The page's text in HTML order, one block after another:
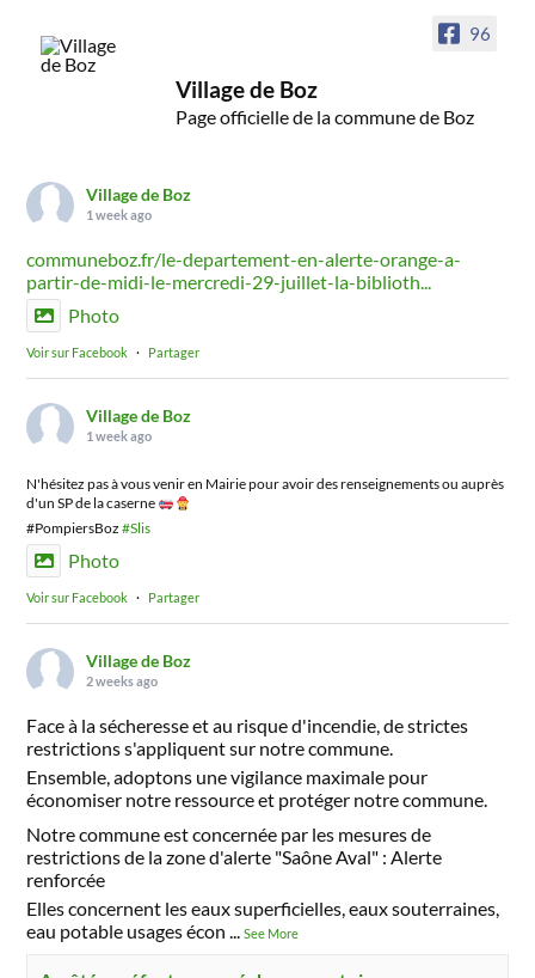
96
Village de Boz
Page officielle de la commune de Boz
Village de Boz
1 week ago
communeboz.fr/le-departement-en-alerte-orange-a-
partir-de-midi-le-mercredi-29-juillet-la-biblioth...
Photo
Voir sur Facebook · Partager
Village de Boz
1 week ago
N'hésitez pas à vous venir en Mairie pour avoir des renseignements ou auprès
d'un SP de la caserne
#PompiersBoz#Slis
Photo
Voir sur Facebook · Partager
Village de Boz
2 weeks ago
Face à la sécheresse et au risque d'incendie, de strictes
restrictions s'appliquent sur notre commune.
Ensemble, adoptons une vigilance maximale pour
économiser notre ressource et protéger notre commune.
Notre commune est concernée par les mesures de
restrictions de la zone d'alerte "Saône Aval" : Alerte
renforcée
Elles concernent les eaux superficielles, eaux souterraines,
eau potable usages écon ...See More